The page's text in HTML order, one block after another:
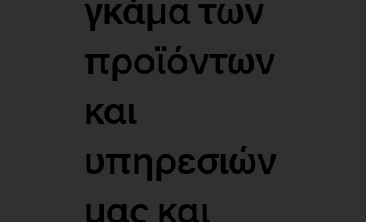
προϊόντων
και
υπηρεσιών
μας και